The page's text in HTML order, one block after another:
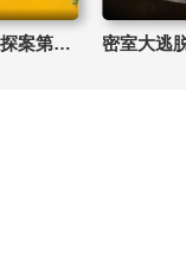
萌探探探案第2季